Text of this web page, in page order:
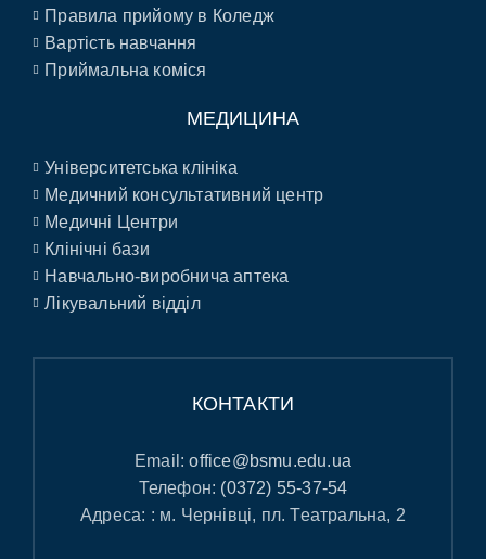
Правила прийому в Коледж
Вартість навчання
Приймальна коміся
МЕДИЦИНА
Університетська клініка
Медичний консультативний центр
Медичні Центри
Клінічні бази
Навчально-виробнича аптека
Лікувальний відділ
КОНТАКТИ
Email:office@bsmu.edu.ua
Телефон: (0372) 55-37-54
Адреса: : м. Чернівці, пл. Театральна, 2